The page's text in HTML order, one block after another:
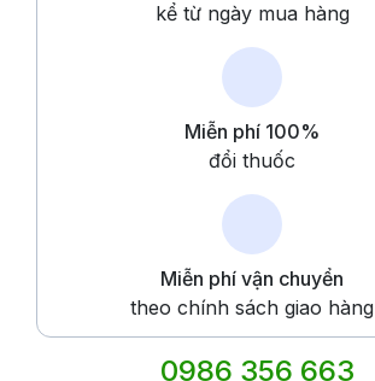
kể từ ngày mua hàng
Miễn phí 100%
đổi thuốc
Miễn phí vận chuyển
theo chính sách giao hàng
0986 356 663